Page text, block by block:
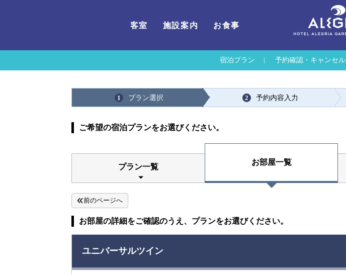
客室 施設案内 お食事
宿泊プラン 予約確認・キャンセル
1 プラン選択 2 予約内容入力
ご希望の宿泊プランをお選びください。
プラン一覧
お部屋一覧
前のページへ
お部屋の詳細をご確認のうえ、プランをお選びください。
ユニバーサルツイン